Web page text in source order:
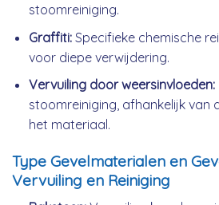
stoomreiniging.
Graffiti:Specifieke chemische
voor diepe verwijdering.
Vervuiling door weersinvloeden:
stoomreiniging, afhankelijk van
het materiaal.
Type Gevelmaterialen en
Vervuiling en Reiniging